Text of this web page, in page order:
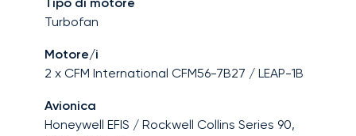
Tipo di motore
Turbofan
Motore/i
2 x CFM International CFM56-7B27 / LEAP-1B
Avionica
Honeywell EFIS / Rockwell Collins Series 90,